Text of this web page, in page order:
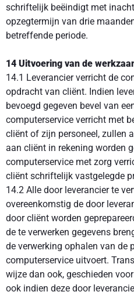
schriftelijk beëindigt met
opzegtermijn van drie
betreffende periode.
14 Uitvoering van de
14.1 Leverancier verricht de
opdracht van cliënt. Indien
bevoegd gegeven bevel van
computerservice verricht met
cliënt of zijn personeel, zullen
aan cliënt in rekening worden
computerservice met zorg
cliënt schriftelijk vastgelegde
14.2 Alle door leverancier te
overeenkomstig de door
door cliënt worden
de te verwerken gegevens
de verwerking ophalen van de
computerservice uitvoert.
wijze dan ook, geschieden
ook indien deze door